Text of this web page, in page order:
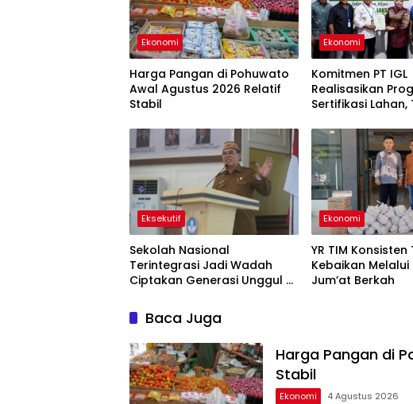
Ekonomi
Harga Pangan di Pohuwato
Awal Agustus 2026 Relatif
Stabil
Ekonomi
Komitmen PT IGL
Realisasikan
Sertifikasi Lahan,
Eksekutif
Sekolah Nasional
Terintegrasi Jadi Wadah
Ciptakan Generasi Unggul di
Ekonomi
YR TIM Konsisten
Kebaikan
Jum’at Berkah
Baca Juga
Harga Pangan di
Stabil
Ekonomi 4 Agustus 2026